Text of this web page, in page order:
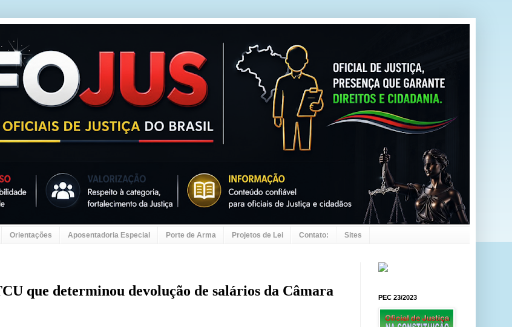
Orientações Aposentadoria Especial Porte de Arma Projetos de Lei Contato: Sites
que determinou devolução de salários da Câmara
PEC 23/2023